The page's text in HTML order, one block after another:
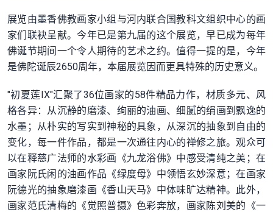
展览由墨香佛教画家小组与河内联合国教科文组织中心的画
家们联袂呈献。今年已是第九届的这个展览，早已成为每年
佛诞节期间一个令人期待的艺术之约。值得一提的是，今年
是佛陀诞辰2650周年，本届展览因而更具特殊的历史意义。
"初夏莲IX"汇聚了36位画家的58件精品力作，材质多元、风
格各异：从沉静的磨漆、绚丽的油画、细腻的绢画到飘逸的
水墨；从朴实的写实到神秘的具象，从深沉的抽象到自由的
变化，每一件作品，都是一次通往内心的禅修之旅。观众可
以在释慈广法师的水彩画《九龙浴佛》中感受清纯之美；在
画家阮氏闲的油画作品《绿度母》中领悟玄妙深意；在画家
阮德光的抽象磨漆画《香山天马》中体味旷达精神。此外，
画家范氏清梅的《觉照普摄》色彩奔放，画家陈刘美的《一